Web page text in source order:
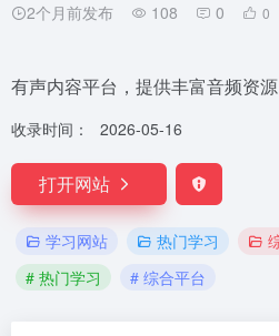
2个月前发布 108 0 0
有声内容平台，提供丰富音频资源
收录时间： 2026-05-16
打开网站
学习网站 热门学习
# 热门学习
# 综合平台